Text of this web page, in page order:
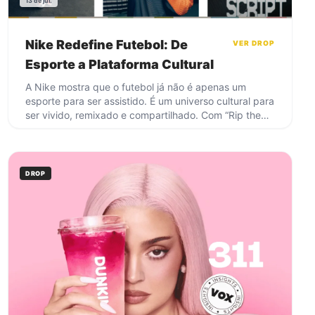
Nike Redefine Futebol: De
Esporte a Plataforma Cultural
VER DROP
A Nike mostra que o futebol já não é apenas um
esporte para ser assistido. É um universo cultural para
ser vivido, remixado e compartilhado. Com “Rip the
mas também vive nas comunidades, nos creators, no
estilo e nas conversas que acontecem ao redor dele.
Quando o esporte se transforma em cultura, a marca
deixa de vender apenas performance. Passa a
construir pertencimento.
DROP